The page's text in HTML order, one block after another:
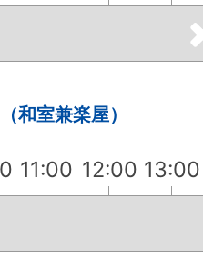
和室兼楽屋）
11:00 12:00 13:00